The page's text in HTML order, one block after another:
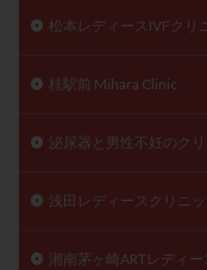
松本レディースIVFクリ
桂駅前 Mihara Clinic
泌尿器と男性不妊のク
浅田レディースクリニッ
湘南茅ヶ崎ARTレディ